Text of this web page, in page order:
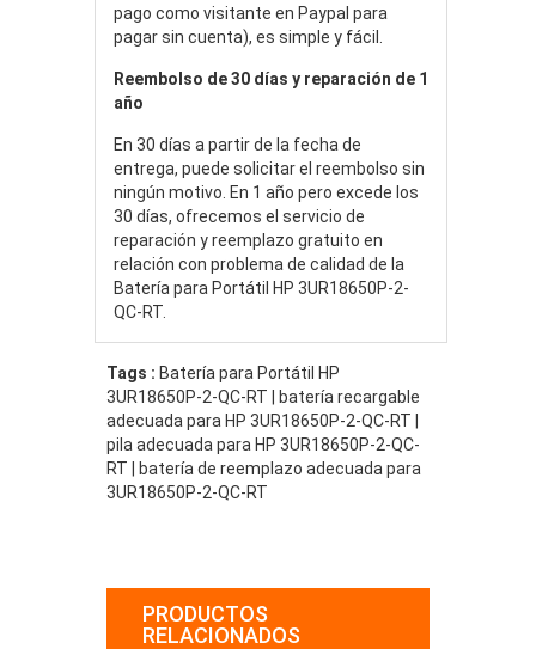
pago como visitante en Paypal para
pagar sin cuenta), es simple y fácil.
Reembolso de 30 días y reparación de 1
año
En 30 días a partir de la fecha de
entrega, puede solicitar el reembolso sin
ningún motivo. En 1 año pero excede los
30 días, ofrecemos el servicio de
reparación y reemplazo gratuito en
relación con problema de calidad de la
Batería para Portátil HP 3UR18650P-2-
QC-RT.
Tags : Batería para Portátil HP
3UR18650P-2-QC-RT | batería recargable
adecuada para HP 3UR18650P-2-QC-RT |
pila adecuada para HP 3UR18650P-2-QC-
RT | batería de reemplazo adecuada para
3UR18650P-2-QC-RT
PRODUCTOS
RELACIONADOS